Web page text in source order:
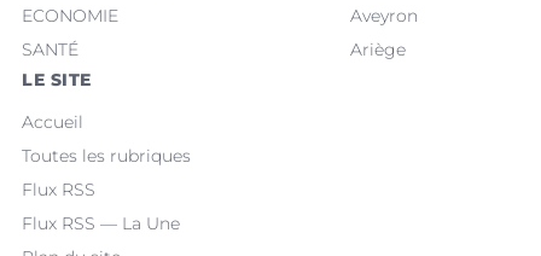
ECONOMIE
SANTÉ
Aveyron
Ariège
LE SITE
Accueil
Toutes les rubriques
Flux RSS
Flux RSS — La Une